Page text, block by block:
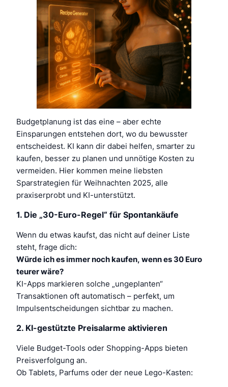
Budgetplanung ist das eine – aber echte
Einsparungen entstehen dort, wo du bewusster
entscheidest. KI kann dir dabei helfen, smarter zu
kaufen, besser zu planen und unnötige Kosten zu
vermeiden. Hier kommen meine liebsten
Sparstrategien für Weihnachten 2025, alle
praxiserprobt und KI-unterstützt.
1. Die „30-Euro-Regel“ für Spontankäufe
Wenn du etwas kaufst, das nicht auf deiner Liste
steht, frage dich:
Würde ich es immer noch kaufen, wenn es 30 Euro
teurer wäre?
KI-Apps markieren solche „ungeplanten“
Transaktionen oft automatisch – perfekt, um
Impulsentscheidungen sichtbar zu machen.
2. KI-gestützte Preisalarme aktivieren
Viele Budget-Tools oder Shopping-Apps bieten
Preisverfolgung an.
Ob Tablets, Parfums oder der neue Lego-Kasten: